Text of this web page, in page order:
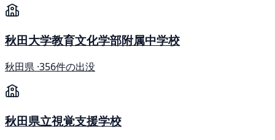
秋田大学教育文化学部附属中学校
秋田県 ·356件の出没
秋田県立視覚支援学校